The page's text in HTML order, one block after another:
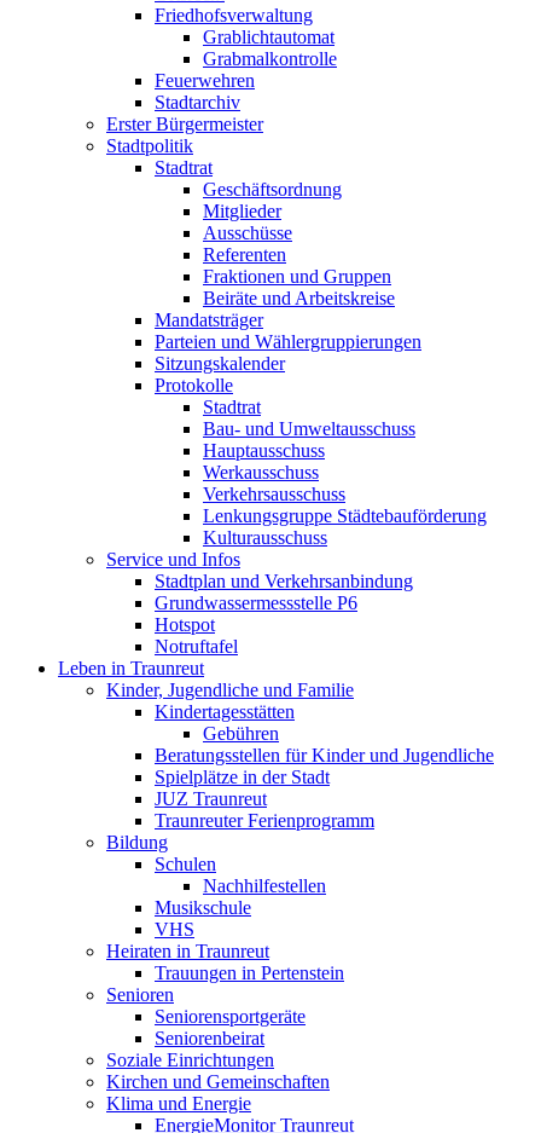
Friedhofsverwaltung
Grablichtautomat
Grabmalkontrolle
Feuerwehren
Stadtarchiv
Erster Bürgermeister
Stadtpolitik
Stadtrat
Geschäftsordnung
Mitglieder
Ausschüsse
Referenten
Fraktionen und Gruppen
Beiräte und Arbeitskreise
Mandatsträger
Parteien und Wählergruppierungen
Sitzungskalender
Protokolle
Stadtrat
Bau- und Umweltausschuss
Hauptausschuss
Werkausschuss
Verkehrsausschuss
Lenkungsgruppe Städtebauförderung
Kulturausschuss
Service und Infos
Stadtplan und Verkehrsanbindung
Grundwassermessstelle P6
Hotspot
Notruftafel
Leben in Traunreut
Kinder, Jugendliche und Familie
Kindertagesstätten
Gebühren
Beratungsstellen für Kinder und Jugendliche
Spielplätze in der Stadt
JUZ Traunreut
Traunreuter Ferienprogramm
Bildung
Schulen
Nachhilfestellen
Musikschule
VHS
Heiraten in Traunreut
Trauungen in Pertenstein
Senioren
Seniorensportgeräte
Seniorenbeirat
Soziale Einrichtungen
Kirchen und Gemeinschaften
Klima und Energie
EnergieMonitor Traunreut